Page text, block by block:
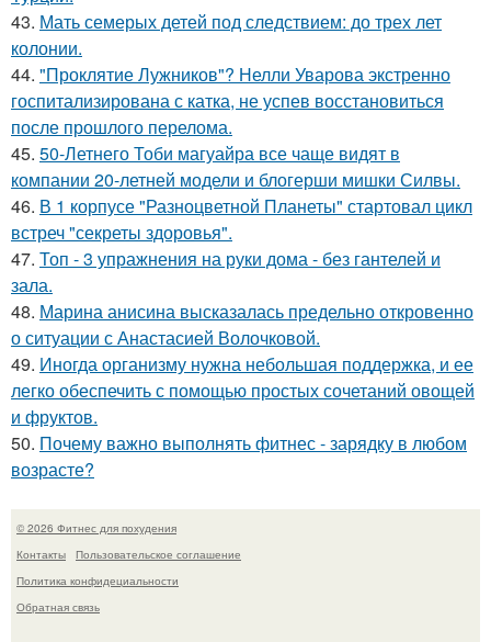
43. Мать семерых детей под следствием: до трех лет
колонии.
44. "Проклятие Лужников"? Нелли Уварова экстренно
госпитализирована с катка, не успев восстановиться
после прошлого перелома.
45. 50-Летнего Тоби магуайра все чаще видят в
компании 20-летней модели и блогерши мишки Силвы.
46. В 1 корпусе "Разноцветной Планеты" стартовал цикл
встреч "секреты здоровья".
47. Топ - 3 упражнения на руки дома - без гантелей и
зала.
48. Марина анисина высказалась предельно откровенно
о ситуации с Анастасией Волочковой.
49. Иногда организму нужна небольшая поддержка, и ее
легко обеспечить с помощью простых сочетаний овощей
и фруктов.
50. Почему важно выполнять фитнес - зарядку в любом
возрасте?
© 2026 Фитнес для похудения
Контакты
Пользовательское соглашение
Политика конфидециальности
Обратная связь